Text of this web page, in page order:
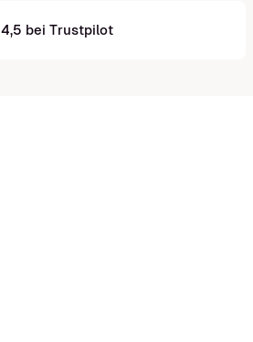
4,5 bei Trustpilot